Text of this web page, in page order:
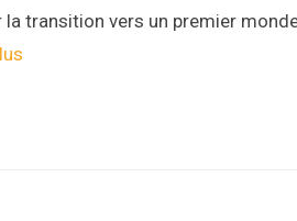
la transition vers un premier